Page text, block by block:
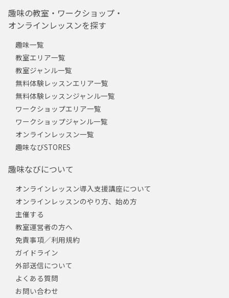
趣味の教室・ワークショップ・
オンラインレッスンを探す
趣味一覧
教室エリア一覧
教室ジャンル一覧
無料体験レッスンエリア一覧
無料体験レッスンジャンル一覧
ワークショップエリア一覧
ワークショップジャンル一覧
オンラインレッスン一覧
趣味なびSTORES
趣味なびについて
オンラインレッスン導入支援講座について
オンラインレッスンのやり方、始め方
主催する
教室運営者の方へ
免責事項／利用規約
ガイドライン
外部送信について
よくある質問
お問い合わせ